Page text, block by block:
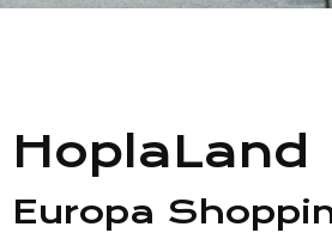
Informácie
HoplaLand
Europa